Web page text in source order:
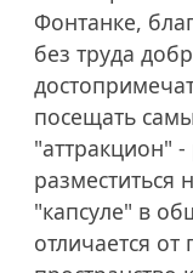
Фонтанке,
без труда
посещать
"аттракцион"
разместиться
"капсуле" в
отличается